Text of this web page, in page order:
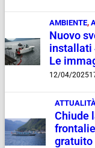
AMBIENTE,
Nuovo
installati
Le
12/04/2025
Chiude
gratuito